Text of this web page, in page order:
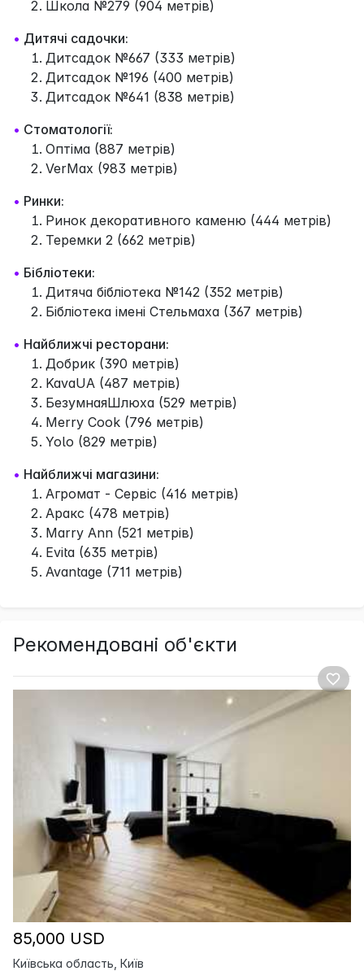
Школа №279 (904 метрів)
• Дитячі садочки:
Дитсадок №667 (333 метрів)
Дитсадок №196 (400 метрів)
Дитсадок №641 (838 метрів)
• Стоматології:
Оптіма (887 метрів)
VerMax (983 метрів)
• Ринки:
Ринок декоративного каменю (444 метрів)
Теремки 2 (662 метрів)
• Бібліотеки:
Дитяча бібліотека №142 (352 метрів)
Бібліотека імені Стельмаха (367 метрів)
• Найближчі ресторани:
Добрик (390 метрів)
KavaUA (487 метрів)
БезумнаяШлюха (529 метрів)
Merry Cook (796 метрів)
Yolo (829 метрів)
• Найближчі магазини:
Агромат - Сервіс (416 метрів)
Аракс (478 метрів)
Marry Ann (521 метрів)
Evita (635 метрів)
Avantage (711 метрів)
Рекомендовані об'єкти
85,000 USD
Київська область, Київ